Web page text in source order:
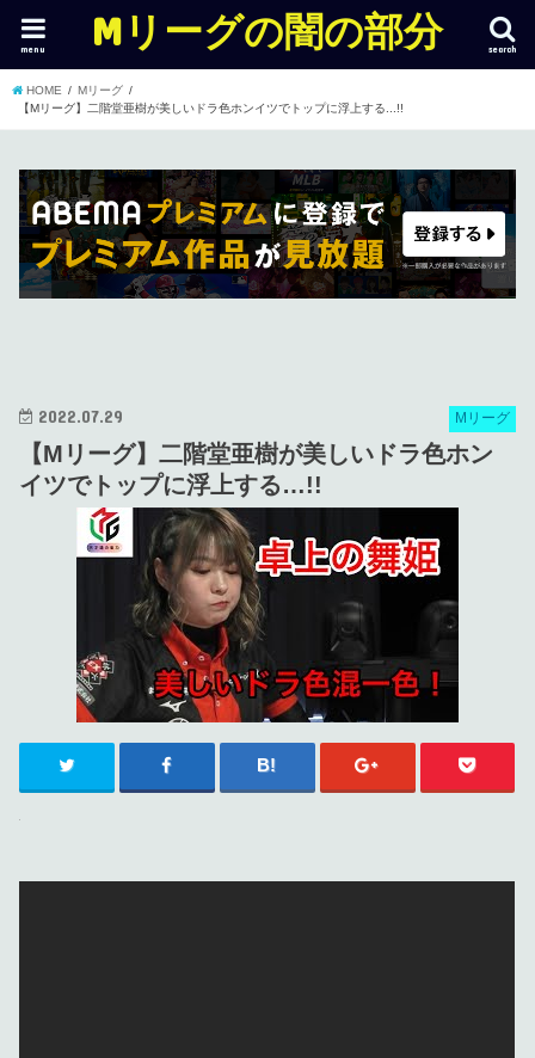
Mリーグの闇の部分 search
menu
HOME
Mリーグ
【Mリーグ】二階堂亜樹が美しいドラ色ホンイツでトップに浮上する...!!
Mリーグ
2022.07.29
【Mリーグ】二階堂亜樹が美しいドラ色ホン
イツでトップに浮上する…!!